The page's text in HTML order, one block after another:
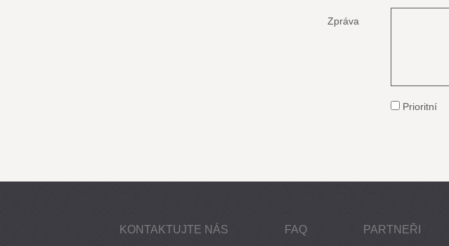
Zpráva
Prioritní
KONTAKTUJTE NÁS FAQ PARTNEŘI